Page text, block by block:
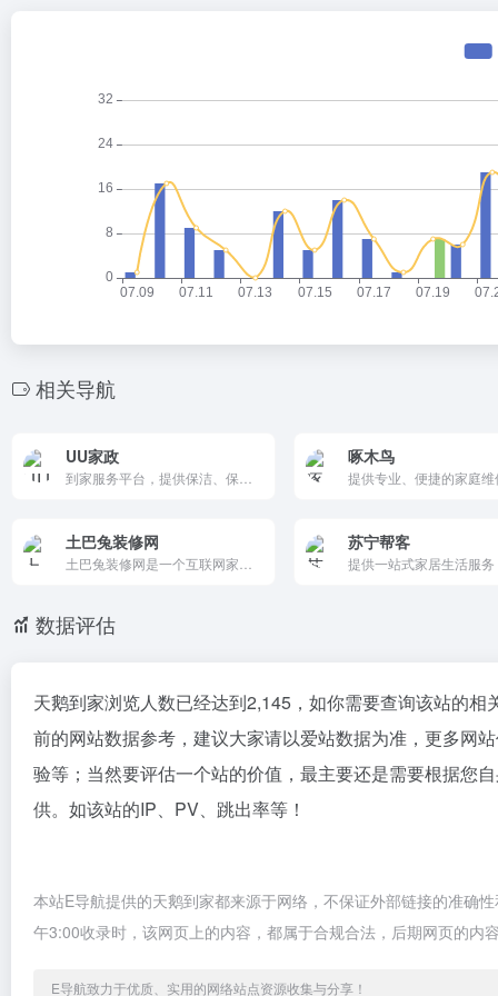
相关导航
UU家政 啄木鸟
土巴兔装修网 苏宁帮客
数据评估
天鹅到家浏览人数已经达到2,145，如你需要查询该站的相
前的网站数据参考，建议大家请以爱站数据为准，更多网
验等；当然要评估一个站的价值，最主要还是需要根据您
供。如该站的IP、PV、跳出率等！
本站E导航提供的天鹅到家都来源于网络，不保证外部链接的准确
午3:00收录时，该网页上的内容，都属于合规合法，后期网页的
E导航致力于优质、实用的网络站点资源收集与分享！